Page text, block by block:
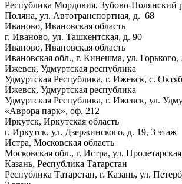
Республика Мордовия, Зубово-Полянский
Поляна, ул. Автотранспортная, д. 68
Иваново, Ивановская область
г. Иваново, ул. Ташкентская, д. 90
Иваново, Ивановская область
Ивановская обл., г. Кинешма, ул. Горького,
Ижевск, Удмуртская республика
Удмуртская Республика, г. Ижевск, с.
Ижевск, Удмуртская республика
Удмуртская Республика, г. Ижевск, ул.
«Аврора парк», оф. 212
Иркутск, Иркутская область
г. Иркутск, ул. Дзержинского, д. 19, 3 этаж
Истра, Московская область
Московская обл., г. Истра, ул.
Казань, Республика Татарстан
Республика Татарстан, г. Казань, ул.